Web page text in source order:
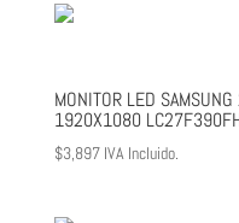
MONITOR LED
1920X1080
$3,897 IVA Incluido.